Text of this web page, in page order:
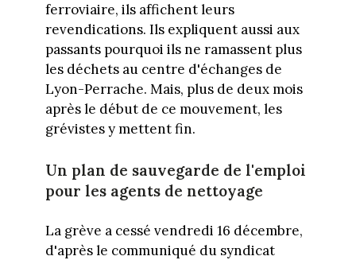
ferroviaire, ils affichent leurs
revendications. Ils expliquent aussi aux
passants pourquoi ils ne ramassent plus
les déchets au centre d'échanges de
Lyon-Perrache. Mais, plus de deux mois
après le début de ce mouvement, les
grévistes y mettent fin.
Un plan de sauvegarde de l'emploi
pour les agents de nettoyage
La grève a cessé vendredi 16 décembre,
d'après le communiqué du syndicat